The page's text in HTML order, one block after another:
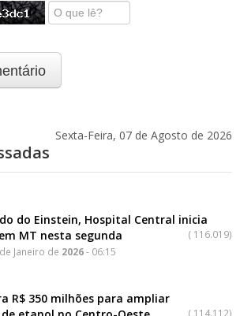
Sexta-Feira, 07 de Agosto de 2026
do Einstein, Hospital Central inicia
MT nesta segunda
( 116.019)
Janeiro de 2026- 06:15
R$ 350 milhões para ampliar
( 114.112)